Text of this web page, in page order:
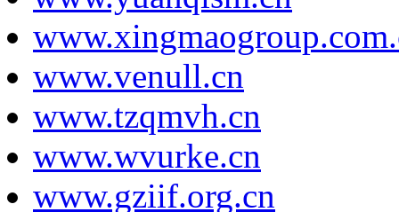
www.venull.cn
www.tzqmvh.cn
www.wvurke.cn
www.gziif.org.cn